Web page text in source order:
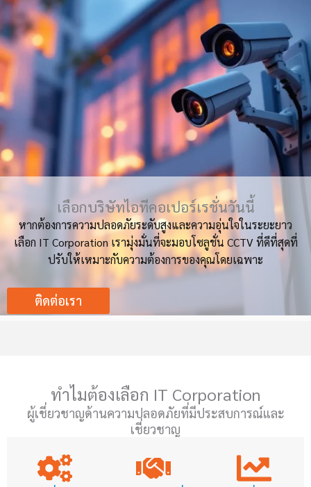
เลือกบริษัทไอทีคอเปอร์เรชั่นวันนี้
หากต้องการความปลอดภัยระดับสูงและความอุ่นใจในระยะยาว
เลือก IT Corporation เรามุ่งมั่นที่จะมอบโซลูชั่น CCTV ที่ดีที่สุดที่
ปรับให้เหมาะกับความต้องการของคุณโดยเฉพาะ
ติดต่อเรา
ทำไมต้องเลือก IT Corporation
ผู้เชี่ยวชาญด้านความปลอดภัยที่มีประสบการณ์และ
เชี่ยวชาญ